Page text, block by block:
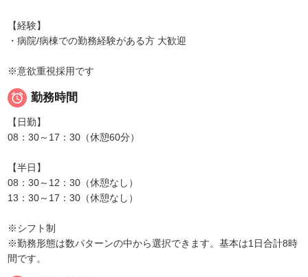
【経験】
・病院/病棟での勤務経験がある方 大歓迎
※意欲重視採用です
 勤務時間
【日勤】
08：30～17：30（休憩60分）
【半日】
08：30～12：30（休憩なし）
13：30～17：30（休憩なし）
※シフト制
※勤務形態は数パターンの中から選択できます。基本は1日合計8時
間です。